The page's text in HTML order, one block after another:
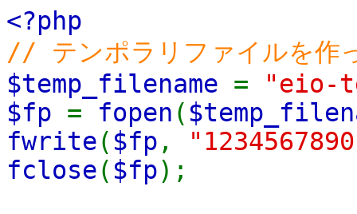
<?php
// テンポラリファイルを作
$temp_filename =
"eio-
$fp = fopen (
fwrite( $fp ,
fclose( $fp);